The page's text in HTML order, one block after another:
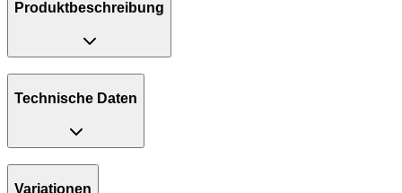
Produktbeschreibung
Technische Daten
Variationen